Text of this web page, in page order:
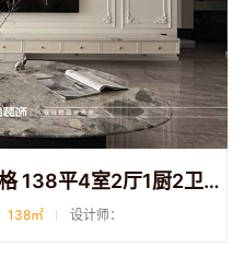
杭州明乐府装修 轻法式风格 138平4室2厅1厨2卫装修
138㎡ 设计师：